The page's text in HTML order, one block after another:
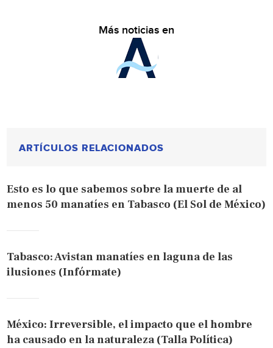
Más noticias en
ARTÍCULOS RELACIONADOS
Esto es lo que sabemos sobre la muerte de al
menos 50 manatíes en Tabasco (El Sol de México)
Tabasco: Avistan manatíes en laguna de las
ilusiones (Infórmate)
México: Irreversible, el impacto que el hombre
ha causado en la naturaleza (Talla Política)